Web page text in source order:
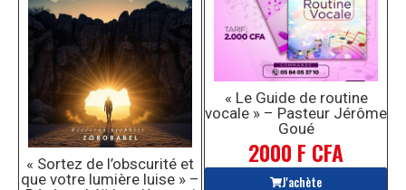
« Sortez de l’obscurité et
que votre lumière luise » –
« Le Guide de routine
vocale » – Pasteur Jérôme
Goué
2000 F CFA
J'achète